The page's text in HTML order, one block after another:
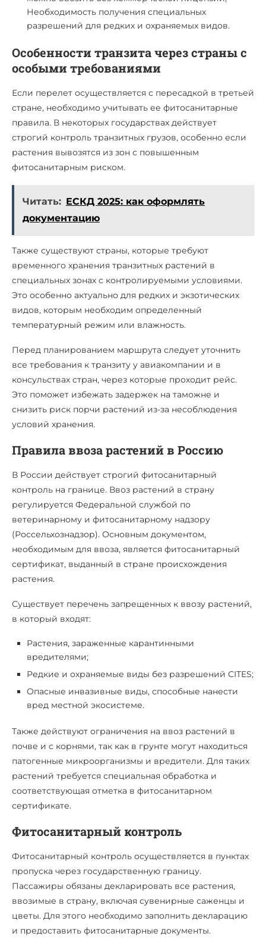
Необходимость получения специальных
разрешений для редких и охраняемых видов.
Особенности транзита через страны с
особыми требованиями
Если перелет осуществляется с пересадкой в третьей
стране, необходимо учитывать ее фитосанитарные
правила. В некоторых государствах действует
строгий контроль транзитных грузов, особенно если
растения вывозятся из зон с повышенным
фитосанитарным риском.
Читать: ЕСКД 2025: как оформлять
документацию
Также существуют страны, которые требуют
временного хранения транзитных растений в
специальных зонах с контролируемыми условиями.
Это особенно актуально для редких и экзотических
видов, которым необходим определенный
температурный режим или влажность.
Перед планированием маршрута следует уточнить
все требования к транзиту у авиакомпании и в
консульствах стран, через которые проходит рейс.
Это поможет избежать задержек на таможне и
снизить риск порчи растений из-за несоблюдения
условий хранения.
Правила ввоза растений в Россию
В России действует строгий фитосанитарный
контроль на границе. Ввоз растений в страну
регулируется Федеральной службой по
ветеринарному и фитосанитарному надзору
(Россельхознадзор). Основным документом,
необходимым для ввоза, является фитосанитарный
сертификат, выданный в стране происхождения
растения.
Существует перечень запрещенных к ввозу растений,
в который входят:
Растения, зараженные карантинными
вредителями;
Редкие и охраняемые виды без разрешений CITES;
Опасные инвазивные виды, способные нанести
вред местной экосистеме.
Также действуют ограничения на ввоз растений в
почве и с корнями, так как в грунте могут находиться
патогенные микроорганизмы и вредители. Для таких
растений требуется специальная обработка и
соответствующая отметка в фитосанитарном
сертификате.
Фитосанитарный контроль
Фитосанитарный контроль осуществляется в пунктах
пропуска через государственную границу.
Пассажиры обязаны декларировать все растения,
ввозимые в страну, включая сувенирные саженцы и
цветы. Для этого необходимо заполнить декларацию
и предоставить фитосанитарные документы.